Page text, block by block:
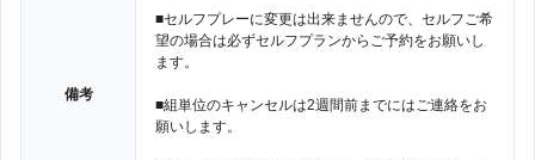
備考
■セルフプレーに変更は出来ませんので、セルフご希
望の場合は必ずセルフプランからご予約をお願いし
ます。
■組単位のキャンセルは2週間前までにはご連絡をお
願いします。